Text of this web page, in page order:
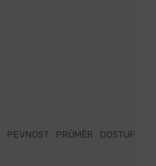
PEVNOST PRŮMĚR